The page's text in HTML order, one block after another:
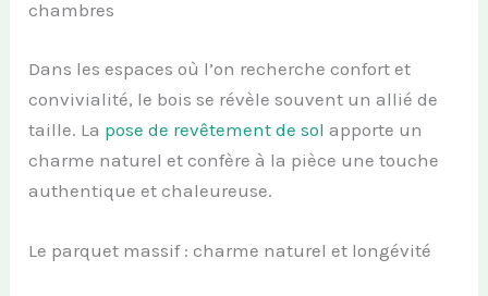
chambres
Dans les espaces où l’on recherche confort et
convivialité, le bois se révèle souvent un allié de
taille. La pose de revêtement de sol apporte un
charme naturel et confère à la pièce une touche
authentique et chaleureuse.
Le parquet massif : charme naturel et longévité